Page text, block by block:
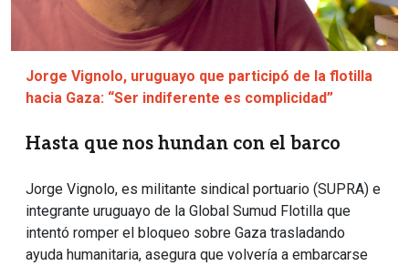
Jorge Vignolo, uruguayo que participó de la flotilla
hacia Gaza: “Ser indiferente es complicidad”
Hasta que nos hundan con el barco
Jorge Vignolo, es militante sindical portuario (SUPRA) e
integrante uruguayo de la Global Sumud Flotilla que
intentó romper el bloqueo sobre Gaza trasladando
ayuda humanitaria, asegura que volvería a embarcarse